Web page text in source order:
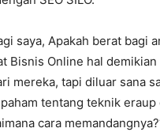
saya, Apakah berat bagi
Bisnis Online hal demikian
mereka, tapi diluar sana
tentang teknik eraup
cara